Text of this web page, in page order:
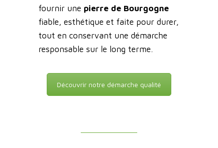
fournir une pierre de Bourgogne
fiable, esthétique et faite pour durer,
tout en conservant une démarche
responsable sur le long terme.
Découvrir notre démarche qualité